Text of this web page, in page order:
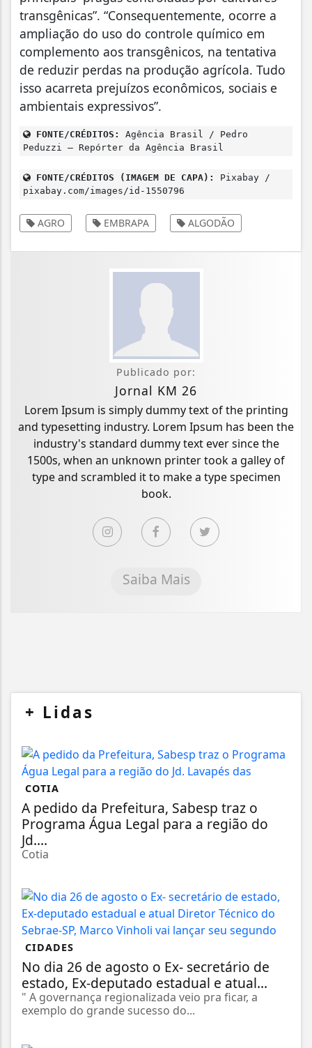
transgênicas”. “Consequentemente, ocorre a
ampliação do uso do controle químico em
complemento aos transgênicos, na tentativa
de reduzir perdas na produção agrícola. Tudo
isso acarreta prejuízos econômicos, sociais e
ambientais expressivos”.
FONTE/CRÉDITOS:
Agência Brasil / Pedro
Peduzzi – Repórter da Agência Brasil
FONTE/CRÉDITOS (IMAGEM DE CAPA):
Pixabay /
pixabay.com/images/id-1550796
AGRO EMBRAPA ALGODÃO
Publicado por:
Jornal KM 26
Lorem Ipsum is simply dummy text of the printing
and typesetting industry. Lorem Ipsum has been the
industry's standard dummy text ever since the
1500s, when an unknown printer took a galley of
type and scrambled it to make a type specimen
book.
Saiba Mais
+ Lidas
COTIA
A pedido da Prefeitura, Sabesp traz o
Programa Água Legal para a região do
Jd....
Cotia
CIDADES
No dia 26 de agosto o Ex- secretário de
estado, Ex-deputado estadual e atual...
" A governança regionalizada veio pra ficar, a
exemplo do grande sucesso do...